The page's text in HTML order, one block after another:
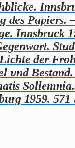
des
Innsbruck
der
1959.